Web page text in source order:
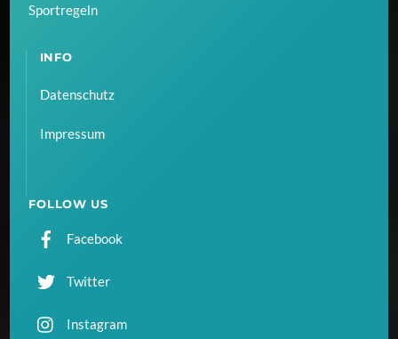
Sportregeln
INFO
Datenschutz
Impressum
FOLLOW US
Facebook
Twitter
Instagram